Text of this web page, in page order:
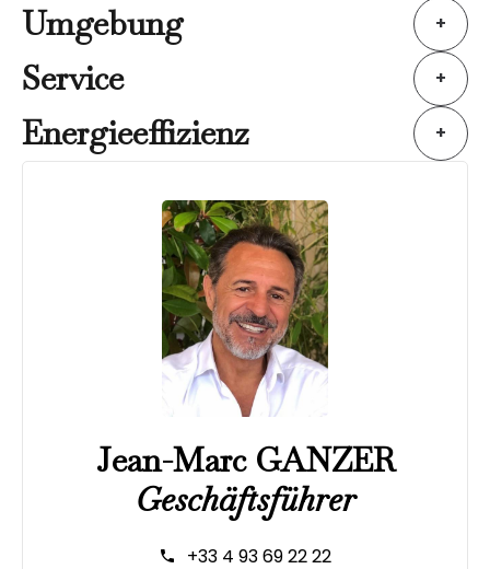
Umgebung +
Service +
Energieeffizienz +
Jean-Marc GANZER
Geschäftsführer
+33 4 93 69 22 22